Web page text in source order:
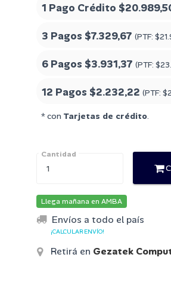
1 Pago Crédito
3 Pagos $7.329,67 (PTF:
6 Pagos $3.931,37 (PTF:
12 Pagos $2.232,22 (PTF:
* con Tarjetas de crédito
Cantidad
Llega mañana en AMBA
Envíos a todo el país
¡CALCULAR ENVÍO!
Retirá en Gezatek